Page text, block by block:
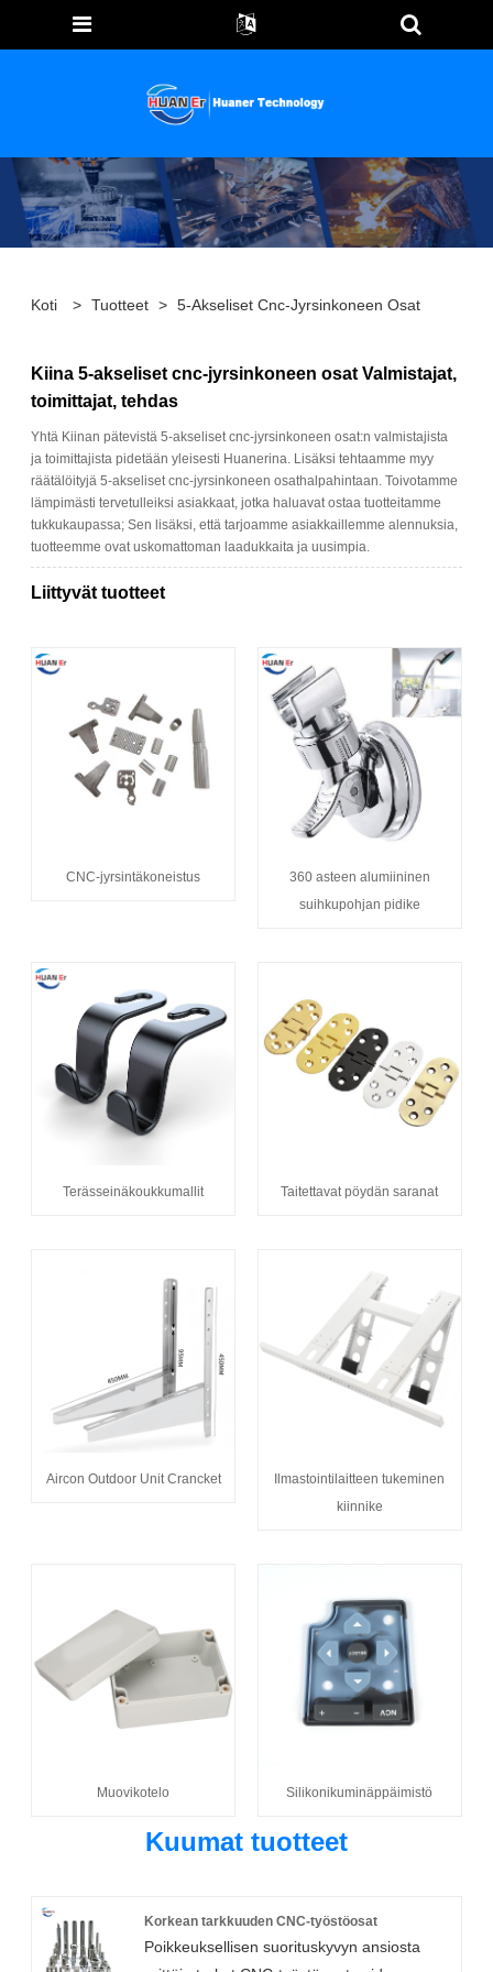
Koti > Tuotteet > 5-Akseliset Cnc-Jyrsinkoneen Osat
Kiina 5-akseliset cnc-jyrsinkoneen osat Valmistajat,
toimittajat, tehdas
Yhtä Kiinan pätevistä 5-akseliset cnc-jyrsinkoneen osat:n valmistajista
ja toimittajista pidetään yleisesti Huanerina. Lisäksi tehtaamme myy
räätälöityjä 5-akseliset cnc-jyrsinkoneen osathalpahintaan. Toivotamme
lämpimästi tervetulleiksi asiakkaat, jotka haluavat ostaa tuotteitamme
tukkukaupassa; Sen lisäksi, että tarjoamme asiakkaillemme alennuksia,
tuotteemme ovat uskomattoman laadukkaita ja uusimpia.
Liittyvät tuotteet
CNC-jyrsintäkoneistus
360 asteen alumiininen
suihkupohjan pidike
Terässeinäkoukkumallit Taitettavat pöydän saranat
Aircon Outdoor Unit Crancket
Ilmastointilaitteen tukeminen
kiinnike
Muovikotelo Silikonikuminäppäimistö
Kuumat tuotteet
Korkean tarkkuuden CNC-työstöosat
Poikkeuksellisen suorituskyvyn ansiosta